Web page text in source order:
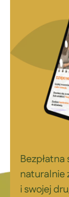
naturalnie
i swojej